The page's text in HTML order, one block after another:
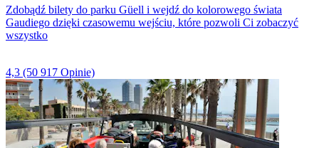
Zdobądź bilety do parku Güell i wejdź do kolorowego świata
Gaudiego dzięki czasowemu wejściu, które pozwoli Ci zobaczyć
wszystko
4,3 (50 917 Opinie)